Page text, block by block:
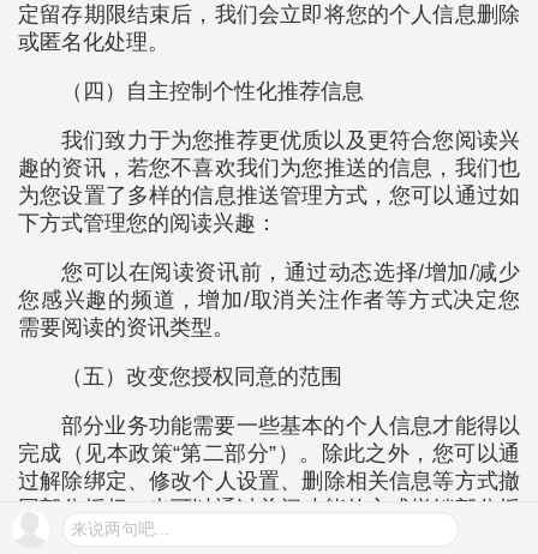
定留存期限结束后，我们会立即将您的个人信息删除
或匿名化处理。
（四）自主控制个性化推荐信息
我们致力于为您推荐更优质以及更符合您阅读兴
趣的资讯，若您不喜欢我们为您推送的信息，我们也
为您设置了多样的信息推送管理方式，您可以通过如
下方式管理您的阅读兴趣：
您可以在阅读资讯前，通过动态选择/增加/减少
您感兴趣的频道，增加/取消关注作者等方式决定您
需要阅读的资讯类型。
（五）改变您授权同意的范围
部分业务功能需要一些基本的个人信息才能得以
完成（见本政策“第二部分”）。除此之外，您可以通
过解除绑定、修改个人设置、删除相关信息等方式撤
回部分授权，也可以通过关闭功能的方式撤销部分授
权。
来说两句吧...